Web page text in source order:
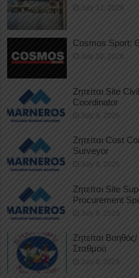
July 12, 2026
Cosmos Sport:
July 10, 2026
Ζητείται Site
Coordinator
July 9, 2026
Ζητείται Cost
Surveyor
July 9, 2026
Ζητείται Site
Procurement
July 9, 2026
Ζητείται
Σταθμού
July 8, 2026